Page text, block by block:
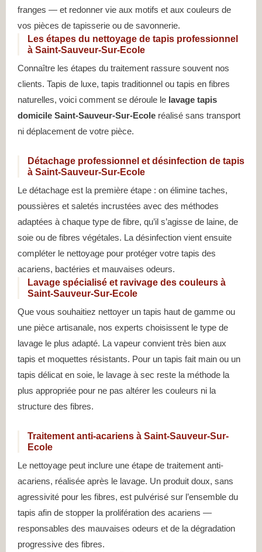
franges — et redonner vie aux motifs et aux couleurs de
vos pièces de tapisserie ou de savonnerie.
Les étapes du nettoyage de tapis professionnel
à Saint-Sauveur-Sur-Ecole
Connaître les étapes du traitement rassure souvent nos
clients. Tapis de luxe, tapis traditionnel ou tapis en fibres
naturelles, voici comment se déroule le lavage tapis
domicile Saint-Sauveur-Sur-Ecole réalisé sans transport
ni déplacement de votre pièce.
Détachage professionnel et désinfection de tapis
à Saint-Sauveur-Sur-Ecole
Le détachage est la première étape : on élimine taches,
poussières et saletés incrustées avec des méthodes
adaptées à chaque type de fibre, qu’il s’agisse de laine, de
soie ou de fibres végétales. La désinfection vient ensuite
compléter le nettoyage pour protéger votre tapis des
acariens, bactéries et mauvaises odeurs.
Lavage spécialisé et ravivage des couleurs à
Saint-Sauveur-Sur-Ecole
Que vous souhaitiez nettoyer un tapis haut de gamme ou
une pièce artisanale, nos experts choisissent le type de
lavage le plus adapté. La vapeur convient très bien aux
tapis et moquettes résistants. Pour un tapis fait main ou un
tapis délicat en soie, le lavage à sec reste la méthode la
plus appropriée pour ne pas altérer les couleurs ni la
structure des fibres.
Traitement anti-acariens à Saint-Sauveur-Sur-
Ecole
Le nettoyage peut inclure une étape de traitement anti-
acariens, réalisée après le lavage. Un produit doux, sans
agressivité pour les fibres, est pulvérisé sur l’ensemble du
tapis afin de stopper la prolifération des acariens —
responsables des mauvaises odeurs et de la dégradation
progressive des fibres.